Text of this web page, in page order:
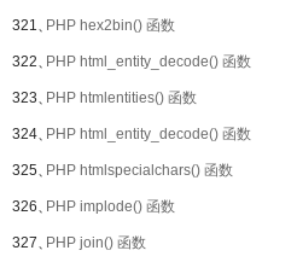
321、PHP hex2bin() 函数
322、PHP html_entity_decode() 函数
323、PHP htmlentities() 函数
324、PHP html_entity_decode() 函数
325、PHP htmlspecialchars() 函数
326、PHP implode() 函数
327、PHP join() 函数